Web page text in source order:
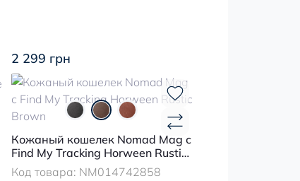
2 299 грн
Кожаный кошелек Nomad Mag с
Find My Tracking Horween Rustic
Brown
Код товара: NM014742858